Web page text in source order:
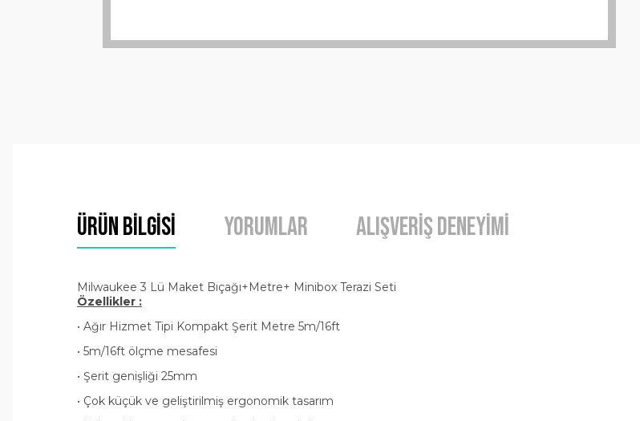
Ürün Bilgisi Yorumlar Alışveriş Deneyimi
Milwaukee 3 Lü Maket Bıçağı+Metre+ Minibox Terazi Seti
Özellikler :
• Ağır Hizmet Tipi Kompakt Şerit Metre 5m/16ft
• 5m/16ft ölçme mesafesi
• Şerit genişliği 25mm
• Çok küçük ve geliştirilmiş ergonomik tasarım